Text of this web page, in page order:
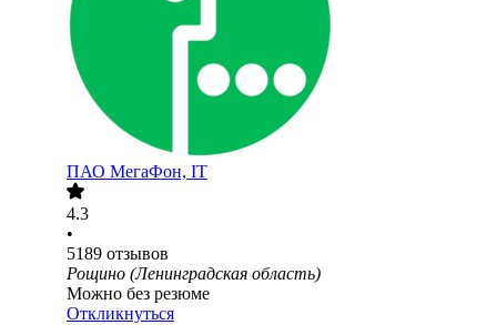
ПАО МегаФон, IT
4.3
•
5189 отзывов
Рощино (Ленинградская область)
Можно без резюме
Откликнуться